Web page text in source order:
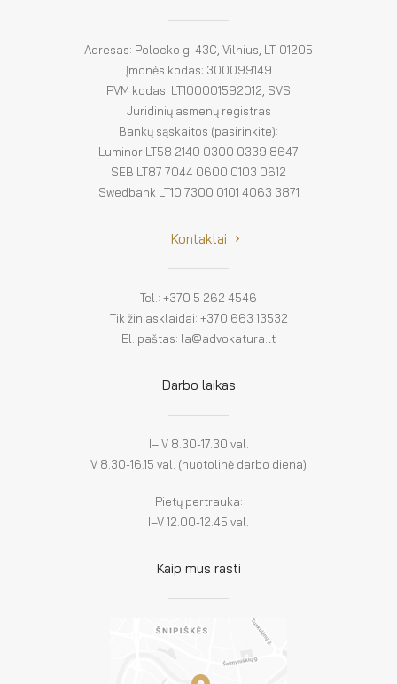
ES
Adresas: Polocko g. 43C, Vilnius, LT-01205
Įmonės kodas: 300099149
PVM kodas: LT100001592012, SVS
Juridinių asmenų registras
Bankų sąskaitos (pasirinkite):
Luminor LT58 2140 0300 0339 8647
SEB LT87 7044 0600 0103 0612
Swedbank LT10 7300 0101 4063 3871
Kontaktai
Tel.: +370 5 262 4546
Tik žiniasklaidai: +370 663 13532
El. paštas: la@advokatura.lt
Darbo laikas
I–IV 8.30-17.30 val.
V 8.30-16.15 val. (nuotolinė darbo diena)
Pietų pertrauka:
I–V 12.00-12.45 val.
Kaip mus rasti